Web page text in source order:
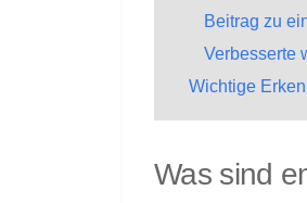
Beitrag zu
Verbesserte
Wichtige
Was sind